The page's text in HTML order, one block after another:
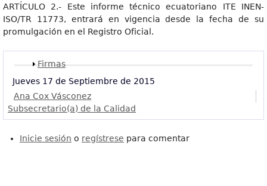
ARTÍCULO 2.- Este informe técnico ecuatoriano ITE INEN-
ISO/TR 11773, entrará en vigencia desde la fecha de su
promulgación en el Registro Oficial.
Mostrar
Firmas
Jueves 17 de Septiembre de 2015
Ana Cox Vásconez
Subsecretario(a) de la Calidad
Inicie sesión o regístrese para comentar